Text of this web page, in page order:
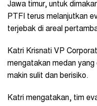
Jawa timur, untuk
PTFI terus melanjutkan
terjebak di areal
Katri Krisnati VP
mengatakan medan yang
makin sulit dan berisiko.
Katri mengatakan, tim